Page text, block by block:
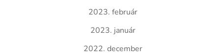
2023. február
2023. január
2022. december